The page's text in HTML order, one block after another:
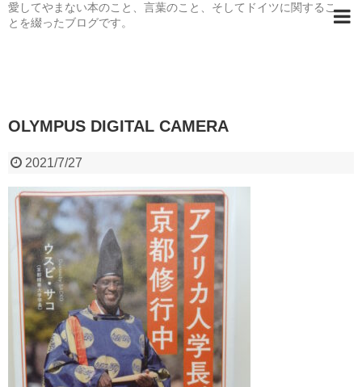
愛してやまない本のこと、言葉のこと、そしてドイツに関するこ
とを綴ったブログです。
OLYMPUS DIGITAL CAMERA
2021/7/27